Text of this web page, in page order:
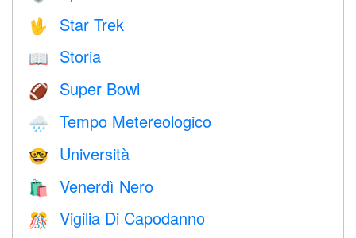
🖖 Star Trek
📖 Storia
🏈 Super Bowl
🌧 Tempo Metereologico
🤓 Università
🛍 Venerdì Nero
🎊 Vigilia Di Capodanno